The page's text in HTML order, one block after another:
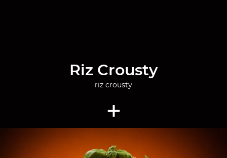
Riz Crousty
riz crousty
+